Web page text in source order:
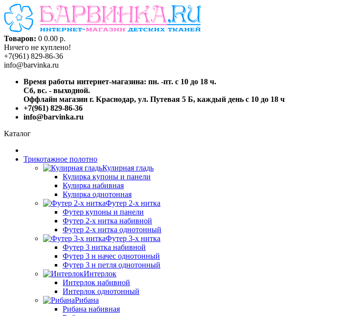
Товаров: 0 0.00 р.
Ничего не куплено!
+7(961) 829-86-36
info@barvinka.ru
Время работы интернет-магазина: пн. -пт. с 10 до 18 ч.
Сб, вс. - выходной.
Оффлайн магазин г. Краснодар, ул. Путевая 5 Б, каждый день с 10 до 18 ч
+7(961) 829-86-36
info@barvinka.ru
Каталог
Трикотажное полотно
Кулирная гладь
Кулирка купоны и панели
Кулирка набивная
Кулирка однотонная
Футер 2-х нитка
Футер купоны и панели
Футер 2-х нитка набивной
Футер 2-х нитка однотонный
Футер 3-х нитка
Футер 3 нитка набивной
Футер 3 н начес однотонный
Футер 3 н петля однотонный
Интерлок
Интерлок набивной
Интерлок однотонный
Рибана
Рибана набивная